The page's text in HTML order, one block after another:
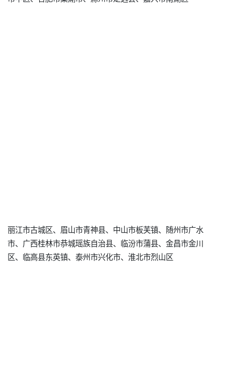
丽江市古城区、眉山市青神县、中山市板芙镇、随州市广水
市、广西桂林市恭城瑶族自治县、临汾市蒲县、金昌市金川
区、临高县东英镇、泰州市兴化市、淮北市烈山区